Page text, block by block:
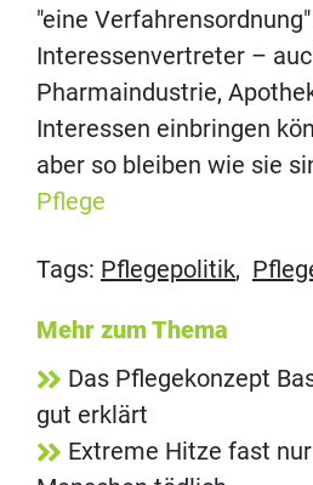
"eine
Interessenvertreter –
Pharmaindustrie,
Interessen einbringen
aber so bleiben wie sie
Pflege
Tags: Pflegepolitik,
Mehr zum Thema
Das Pflegekonzept
gut erklärt
Extreme Hitze fast